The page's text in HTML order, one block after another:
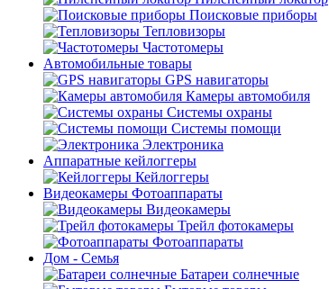
Поисковые приборы
Тепловизоры
Частотомеры
Автомобильные товары
GPS навигаторы
Камеры автомобиля
Системы охраны
Системы помощи
Электроника
Аппаратные кейлоггеры
Кейлоггеры
Видеокамеры Фотоаппараты
Видеокамеры
Трейл фотокамеры
Фотоаппараты
Дом - Семья
Батареи солнечные